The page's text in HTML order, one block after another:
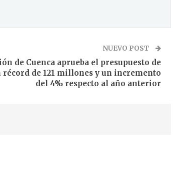
NUEVO POST
de Cuenca aprueba el presupuesto de
récord de 121 millones y un incremento
del 4% respecto al año anterior